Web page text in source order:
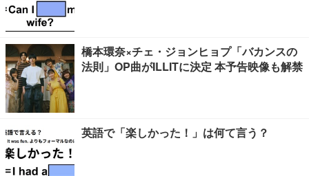
橋本環奈×チェ・ジョンヒョプ「バカンスの
法則」OP曲がILLITに決定 本予告映像も解禁
英語で「楽しかった！」は何て言う？